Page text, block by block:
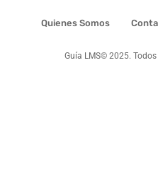
Quienes Somos
Guía LMS© 2025.